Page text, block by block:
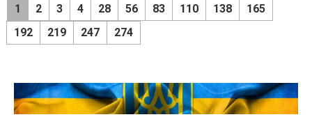
1 2 3 4 28 56 83 110 138
165
192
219 247 274